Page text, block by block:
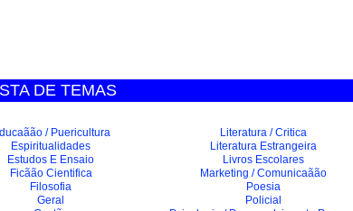
DE TEMAS
/ Puericultura
Espiritualidades
Estudos E Ensaio
Ficãão Cientifica
Filosofia
Geral
Literatura / Critica
Literatura Estrangeira
Livros Escolares
Marketing / Comunicaãão
Poesia
Policial